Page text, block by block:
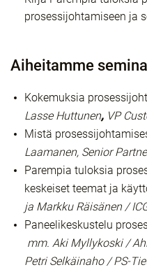
prosessijohtamiseen ja
Aiheitamme
Kokemuksia
Lasse Huttunen, VP
Mistä
Laamanen, Senior
Parempia tuloksia
keskeiset teemat ja
ja Markku Räisänen/
Paneelikeskustelu
mm. Aki Myllykoski /
Petri Selkäinaho / PS-